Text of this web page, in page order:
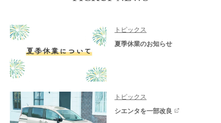
トピックス
夏季休業のお知らせ
トピックス
シエンタを一部改良